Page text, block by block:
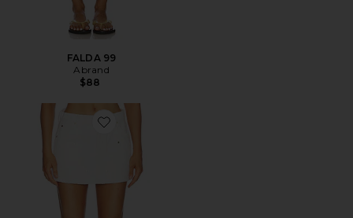
FALDA 99
Abrand
$88
Favorite FALDA CARGO